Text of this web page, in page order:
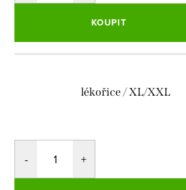
KOUPIT
lékořice / XL/XXL